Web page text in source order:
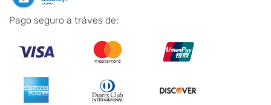
Pago seguro a tráves de: